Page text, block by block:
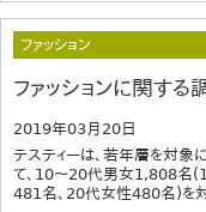
ファッション
ファッションに関す
2019年03月20日
テスティーは、若年層を対象
て、10〜20代男女1,808名
481名、20代女性480名)を対